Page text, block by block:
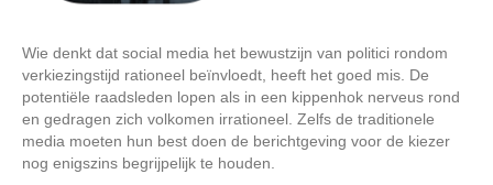
Wie denkt dat social media het bewustzijn van politici rondom
verkiezingstijd rationeel beïnvloedt, heeft het goed mis. De
potentiële raadsleden lopen als in een kippenhok nerveus rond
en gedragen zich volkomen irrationeel. Zelfs de traditionele
media moeten hun best doen de berichtgeving voor de kiezer
nog enigszins begrijpelijk te houden.